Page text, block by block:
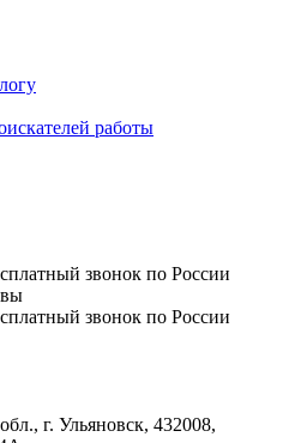
работы
звонок по России
звонок по России
г. Ульяновск, 432008,